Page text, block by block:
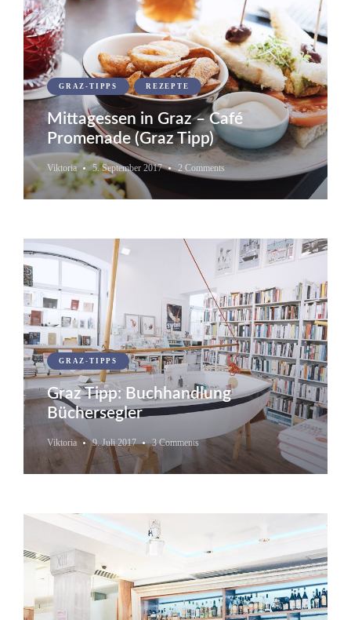
GRAZ-TIPPS REZEPTE
Mittagessen in Graz – Café
Promenade (Graz Tipp)
Viktoria 5. September 2017 2 Comments
GRAZ-TIPPS
Graz Tipp: Buchhandlung
Büchersegler
Viktoria 9. Juli 2017 3 Comments